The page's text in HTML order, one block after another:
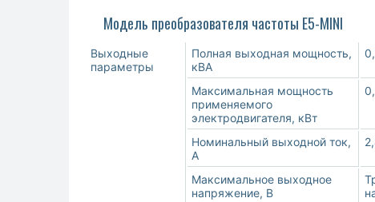
Модель преобразователя частоты E5-MINI
Выходные
параметры
Полная выходная мощность,
кВА
Максимальная мощность
применяемого
электродвигателя, кВт
Номинальный выходной ток,
А
Максимальное выходное
напряжение, В